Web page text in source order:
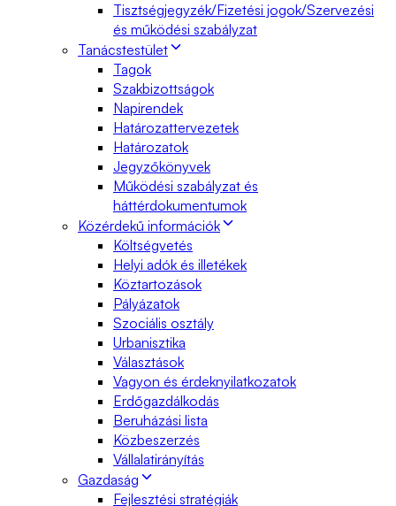
Tisztségjegyzék/Fizetési jogok/Szervezési
és működési szabályzat
Tanácstestület
Tagok
Szakbizottságok
Napirendek
Határozattervezetek
Határozatok
Jegyzőkönyvek
Működési szabályzat és
háttérdokumentumok
Közérdekű információk
Költségvetés
Helyi adók és illetékek
Köztartozások
Pályázatok
Szociális osztály
Urbanisztika
Választások
Vagyon és érdeknyilatkozatok
Erdőgazdálkodás
Beruházási lista
Közbeszerzés
Vállalatirányítás
Gazdaság
Fejlesztési stratégiák